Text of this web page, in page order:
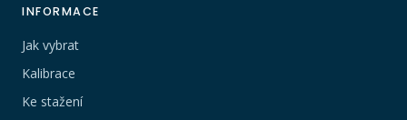
INFORMACE
Jak vybrat
Kalibrace
Ke stažení